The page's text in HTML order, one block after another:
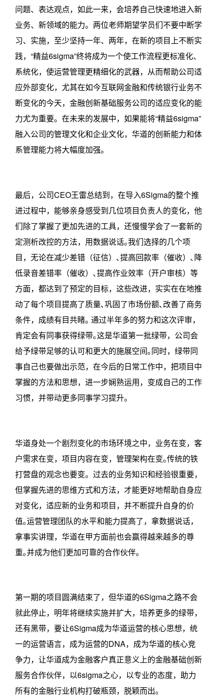
问题、表达观点，如此一来，会培养自己快速地进入新
业务、新领域的能力。两位老师期望学员们不要中断学
习、实施，至少坚持一年、两年，在新的项目上不断实
践，“精益6sigma”终将成为一个使工作流程更标准化、
系统化，使运营管理更精细化的武器，从而帮助公司适
应外部变化，尤其在如今互联网金融和传统银行业务不
断变化的今天，金融创新基础服务公司的适应变化的能
力尤为重要。在未来的发展中，如果能将“精益6sigma”
融入公司的管理文化和企业文化，华道的创新能力和体
系管理能力将大幅度加强。
最后，公司CEO王雷总结到，在导入6Sigma的整个推
进过程中，能够亲身感受到几位项目负责人的变化，他
们除了掌握了更加先进的工具，还慢慢学会了一套新的
定测析改控的方法，用数据说话｡我们选择的几个项
目，无论在减少差错（征信）､提高回款率（催收）､降
低录音差错率（催收）､提高作业效率（开户审核）等
方面，都达到了预定的目标，这些改进，实实在在地推
动了每个项目提高了质量､巩固了市场份额､改善了商务
条件，成绩有目共睹｡ 通过半年多的努力和这次评审，
肯定会有同事获得绿带｡这是华道第一批绿带，公司会
给予绿带足够的认可和更大的施展空间｡同时，绿带同
事自己也要做出示范，在今后的日常工作中，把项目中
掌握的方法和思想，进一步娴熟运用，变成自己的工作
习惯，并带动更多同事学习提升｡
华道身处一个剧烈变化的市场环境之中，业务在变，客
户需求在变，项目内容在变，管理架构在变｡传统的铁
打营盘的观念也要变。过去的业务知识和经验很重要，
但掌握先进的思维方式和方法，才能更好地帮助自身应
对变化，适应新的业务和项目，并不断提升自身的价
值｡运营管理团队的水平和能力提高了，拿数据说话，
拿事实讲理，华道在甲方面前也会赢得越来越多的尊
重｡并成为他们更加可靠的合作伙伴。
第一期的项目圆满结束了，但华道的6Sigma之路不会
就此停止，明年将继续实施并扩大，培养更多的绿带，
还有黑带，要让6Sigma成为华道运营的核心思想，统
一的运营语言，成为运营的DNA，成为华道的核心竞
争力，让华道成为金融客户真正意义上的金融基础创新
服务合作伙伴，以6sigma之心，以专业的态度，助力
所有的金融行业机构打破瓶颈，脱颖而出。